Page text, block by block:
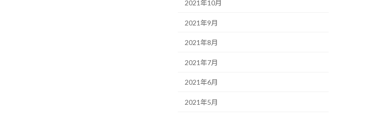
2021年10月
2021年9月
2021年8月
2021年7月
2021年6月
2021年5月